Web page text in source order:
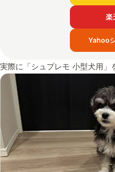
楽
Yahoo
実際に「シュプレモ 小型犬用」